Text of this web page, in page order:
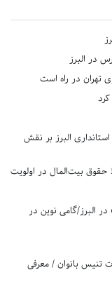
در البرز
تهران در راه است
البرز بر نقش
بیت‌المال در اولویت
البرز/گامی نوین در
تنیس بانوان / معرفی